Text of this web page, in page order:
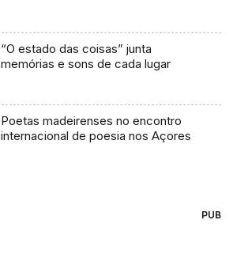
“O estado das coisas” junta
memórias e sons de cada lugar
Poetas madeirenses no encontro
internacional de poesia nos Açores
PUB